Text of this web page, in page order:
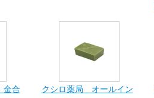
金合
クシロ薬局 オールイン